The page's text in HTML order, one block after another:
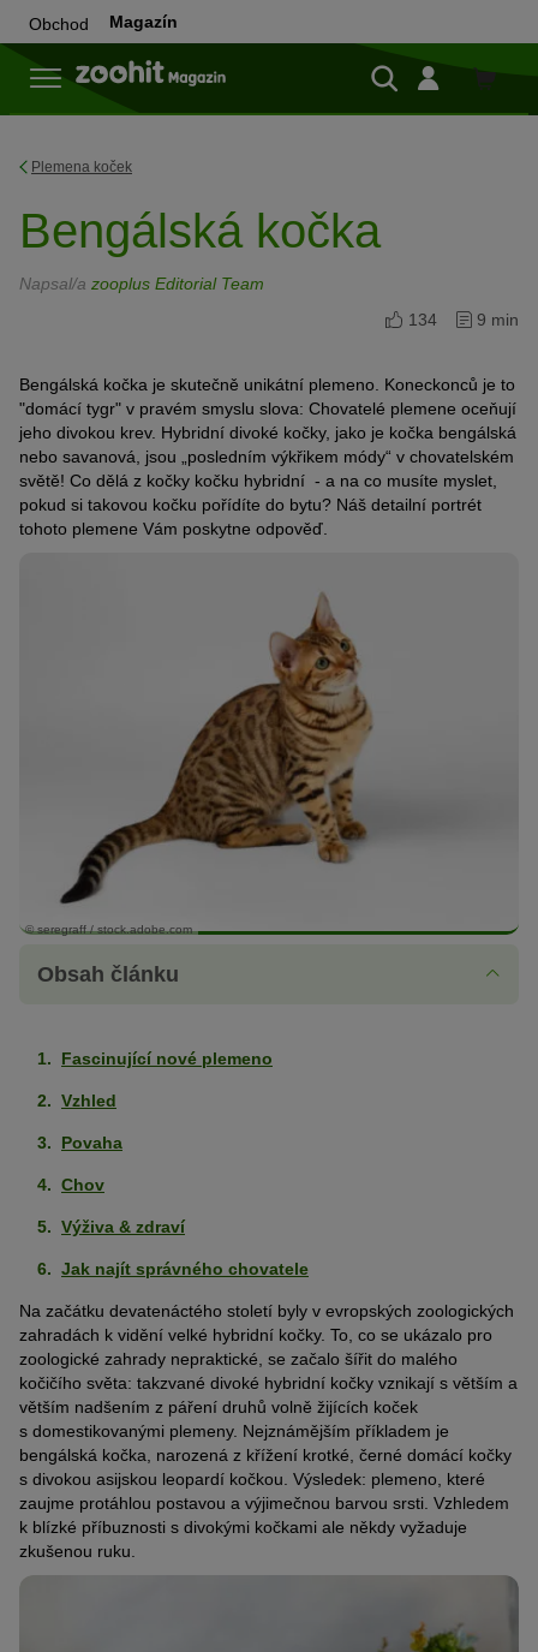
Obchod Magazín
Do
Plemena koček
Bengálská kočka
Napsal/a zooplus Editorial Team
134
9 min
Bengálská kočka je skutečně unikátní plemeno. Koneckonců je to
"domácí tygr" v pravém smyslu slova: Chovatelé plemene oceňují
jeho divokou krev. Hybridní divoké kočky, jako je kočka bengálská
nebo savanová, jsou „posledním výkřikem módy“ v chovatelském
světě! Co dělá z kočky kočku hybridní - a na co musíte myslet,
pokud si takovou kočku pořídíte do bytu? Náš detailní portrét
tohoto plemene Vám poskytne odpověď.
© seregraff / stock.adobe.com
Obsah článku
Fascinující nové plemeno
Vzhled
Povaha
Chov
Výživa & zdraví
Jak najít správného chovatele
Na začátku devatenáctého století byly v evropských zoologických
zahradách k vidění velké hybridní kočky. To, co se ukázalo pro
zoologické zahrady nepraktické, se začalo šířit do malého
kočičího světa: takzvané divoké hybridní kočky vznikají s větším a
větším nadšením z páření druhů volně žijících koček
s domestikovanými plemeny. Nejznámějším příkladem je
bengálská kočka, narozená z křížení krotké, černé domácí kočky
s divokou asijskou leopardí kočkou. Výsledek: plemeno, které
zaujme protáhlou postavou a výjimečnou barvou srsti. Vzhledem
k blízké příbuznosti s divokými kočkami ale někdy vyžaduje
zkušenou ruku.